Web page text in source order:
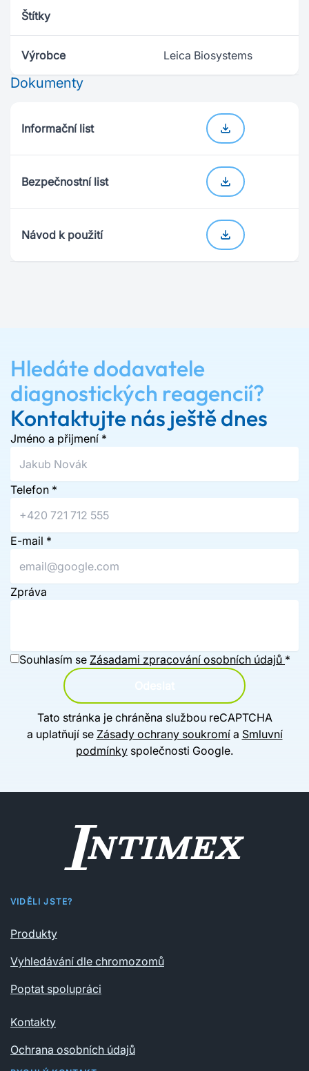
Štítky
Výrobce Leica Biosystems
Dokumenty
Informační list
Bezpečnostní list
Návod k použití
Hledáte dodavatele
diagnostických reagencií?
Kontaktujte nás ještě dnes
Jméno a přijmení *
Telefon *
E-mail *
Zpráva
Souhlasím se Zásadami zpracování osobních údajů *
Tato stránka je chráněna službou reCAPTCHA
a uplatňují se Zásady ochrany soukromía Smluvní
podmínky společnosti Google.
VIDĚLI JSTE?
Produkty
Vyhledávání dle chromozomů
Poptat spolupráci
Kontakty
Ochrana osobních údajů